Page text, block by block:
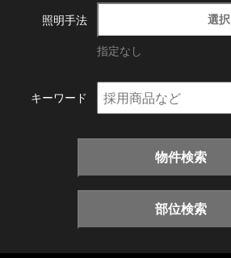
照明手法 選択
指定なし
キーワード
物件検索
部位検索